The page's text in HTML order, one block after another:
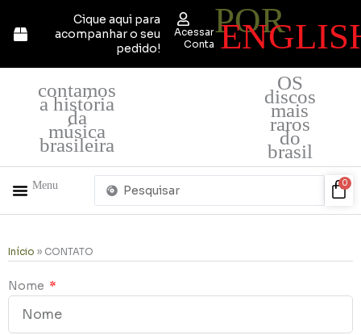
para
Cique aqui para
acompanhar o seu
pedido!
Acessar
Conta
POR
contamos
a história
da
música
brasileira
OS
discos
mais
raros
do
brasil
Menu
Pesquisar
0
Início » CONTATO
Nome